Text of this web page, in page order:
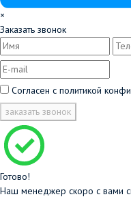
×
Заказать звонок
Согласен с политикой
заказать звонок
Готово!
Наш менеджер скоро с вами